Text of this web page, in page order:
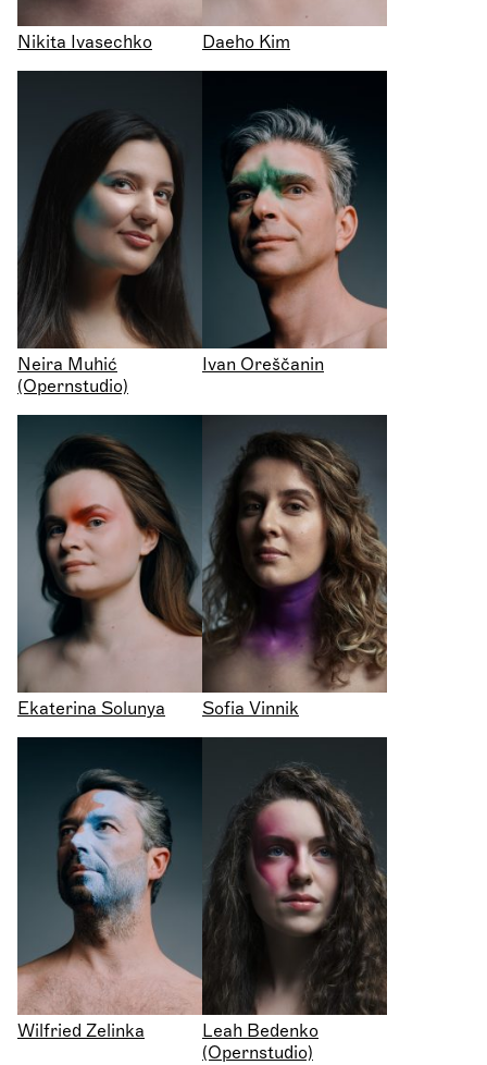
Nikita Ivasechko Daeho Kim
Neira Muhić
(Opernstudio)
Ivan Oreščanin
Ekaterina Solunya Sofia Vinnik
Wilfried Zelinka
Leah Bedenko
(Opernstudio)